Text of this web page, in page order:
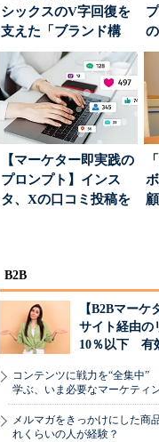
シックスのV字回復を
支えた「ブランド構
築」の考え方
【マーケター即実践の
プロンプト】インス
タ、Xの口コミ投稿を
B2B
【B2Bマー
サイト経由の
10％以下 有
コンテンツに戦力を“全集中
学ぶ、いま必要なマーケティ
メルマガをきっかけにした商
れくらいの人が経験？